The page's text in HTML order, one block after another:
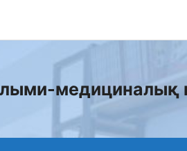
медициналық